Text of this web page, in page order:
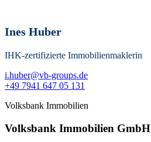
Ines Huber
IHK-zertifizierte Immobilienmaklerin
i.huber@vb-groups.de
+49 7941 647 05 131
Volksbank Immobilien
Volksbank Immobilien GmbH